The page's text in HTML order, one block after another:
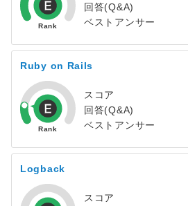
回答(Q&A)
ベストアンサー
Ruby on Rails
スコア
回答(Q&A)
ベストアンサー
Logback
スコア